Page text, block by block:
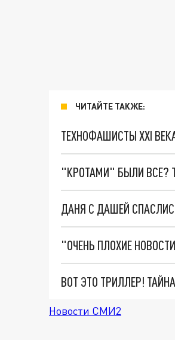
ЧИТАЙТЕ ТАКЖЕ:
ТЕХНОФАШИСТЫ XXI
"КРОТАМИ" БЫЛИ ВСЕ?
ДАНЯ С ДАШЕЙ
ВОТ ЭТО ТРИЛЛЕР!
Новости СМИ2